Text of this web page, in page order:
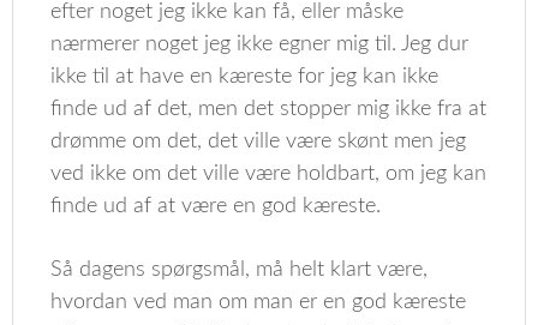
efter noget jeg ikke kan få, eller måske
nærmerer noget jeg ikke egner mig til. Jeg dur
ikke til at have en kæreste for jeg kan ikke
finde ud af det, men det stopper mig ikke fra at
drømme om det, det ville være skønt men jeg
ved ikke om det ville være holdbart, om jeg kan
finde ud af at være en god kæreste.
Så dagens spørgsmål, må helt klart være,
hvordan ved man om man er en god kæreste